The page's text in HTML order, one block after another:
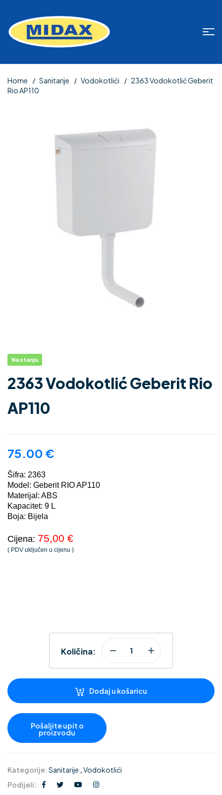
Home Sanitarije Vodokotlići
2363 Vodokotlić Geberit
Rio AP110
Na stanju
2363 Vodokotlić Geberit Rio
AP110
75.00 €
Šifra: 2363
Model: Geberit RIO AP110
Materijal: ABS
Kapacitet: 9 L
Boja: Bijela
Cijena: 75,00 €
( PDV uključen u cijenu )
Količina:
Dodaj u košaricu
Kategorije:Sanitarije ,Vodokotlići
Podijeli: